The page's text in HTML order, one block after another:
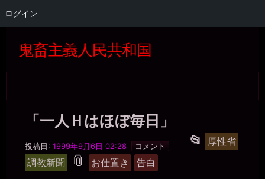
ログイン
ン
テ
ス
ッ
鬼畜主義人民共和国
「一人Ｈはほぼ毎日」
投稿日: 1999年9月6日 02:28
晶
務
コメント 📂 投
稿
厚性省
調教新聞
📎 タ
お仕置き 告白